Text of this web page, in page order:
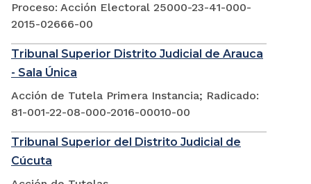
Proceso: Acción Electoral 25000-23-41-000-
2015-02666-00
Tribunal Superior Distrito Judicial de Arauca
- Sala Única
Acción de Tutela Primera Instancia; Radicado:
81-001-22-08-000-2016-00010-00
Tribunal Superior del Distrito Judicial de
Cúcuta